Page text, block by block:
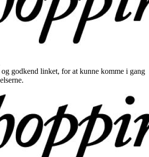
godkend linket, for at kunne komme i gang